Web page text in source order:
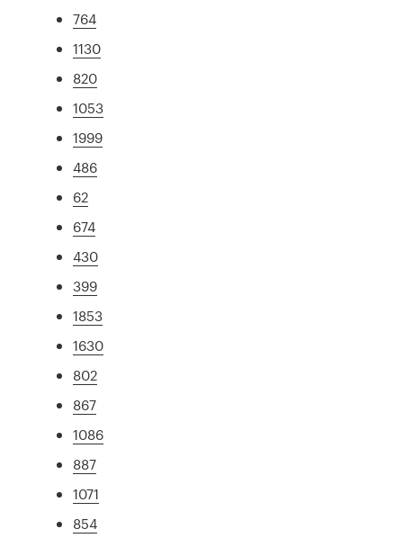
764
1130
820
1053
1999
486
62
674
430
399
1853
1630
802
867
1086
887
1071
854